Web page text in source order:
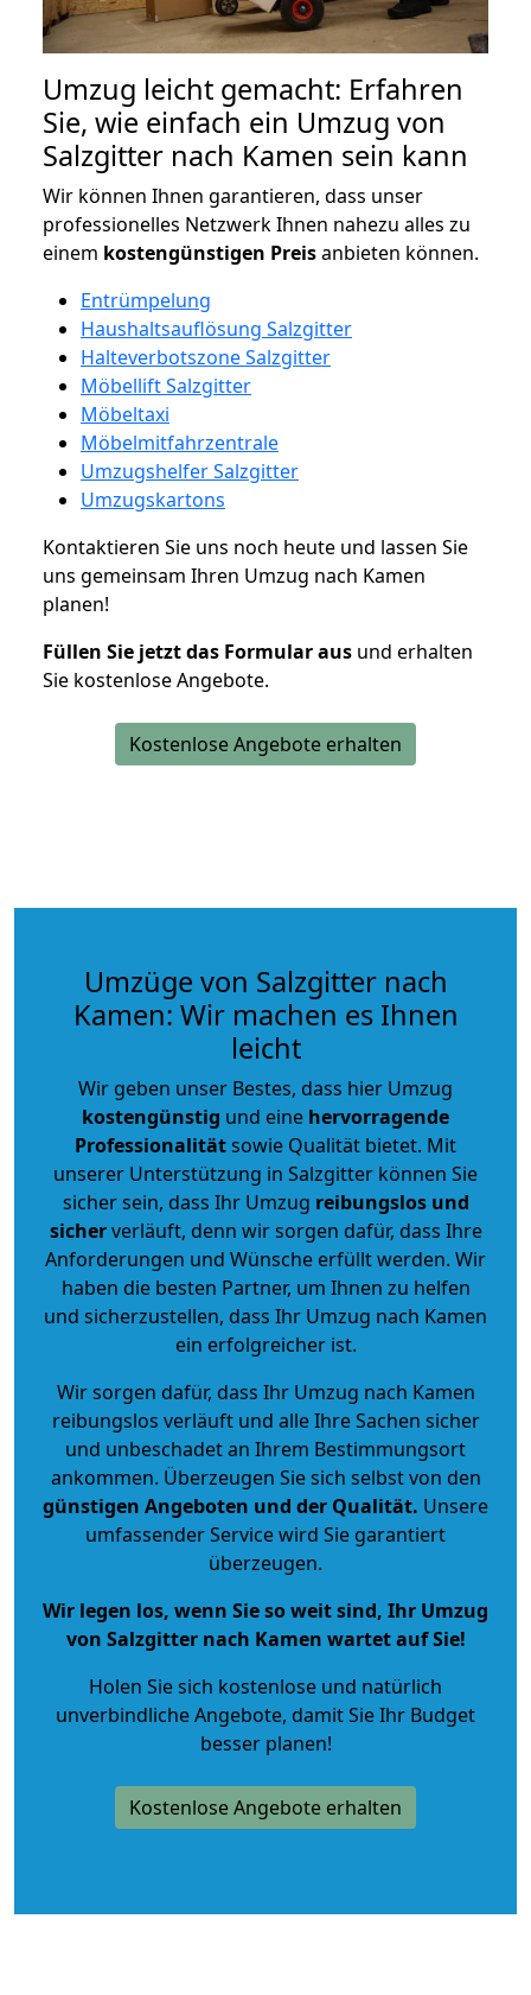
Umzug leicht gemacht: Erfahren
Sie, wie einfach ein Umzug von
Salzgitter nach Kamen sein kann
Wir können Ihnen garantieren, dass unser
professionelles Netzwerk Ihnen nahezu alles zu
einem kostengünstigen Preisanbieten können.
Entrümpelung
Haushaltsauflösung Salzgitter
Halteverbotszone Salzgitter
Möbellift Salzgitter
Möbeltaxi
Möbelmitfahrzentrale
Umzugshelfer Salzgitter
Umzugskartons
Kontaktieren Sie uns noch heute und lassen Sie
uns gemeinsam Ihren Umzug nach Kamen
planen!
Füllen Sie jetzt das Formular aus und erhalten
Sie kostenlose Angebote.
Kostenlose Angebote erhalten
Umzüge von Salzgitter nach
Kamen: Wir machen es Ihnen
leicht
Wir geben unser Bestes, dass hier Umzug
kostengünstig und eine hervorragende
Professionalitätsowie Qualität bietet. Mit
unserer Unterstützung in Salzgitter können Sie
sicher sein, dass Ihr Umzug reibungslos und
sicherverläuft, denn wir sorgen dafür, dass Ihre
Anforderungen und Wünsche erfüllt werden. Wir
haben die besten Partner, um Ihnen zu helfen
und sicherzustellen, dass Ihr Umzug nach Kamen
ein erfolgreicher ist.
Wir sorgen dafür, dass Ihr Umzug nach Kamen
reibungslos verläuft und alle Ihre Sachen sicher
und unbeschadet an Ihrem Bestimmungsort
ankommen. Überzeugen Sie sich selbst von den
günstigen Angeboten und der Qualität. Unsere
umfassender Service wird Sie garantiert
überzeugen.
Wir legen los, wenn Sie so weit sind, Ihr Umzug
von Salzgitter nach Kamen wartet auf Sie!
Holen Sie sich kostenlose und natürlich
unverbindliche Angebote, damit Sie Ihr Budget
besser planen!
Kostenlose Angebote erhalten